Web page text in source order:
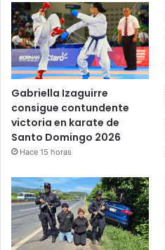
Gabriella Izaguirre
consigue contundente
victoria en karate de
Santo Domingo 2026
Hace 15 horas